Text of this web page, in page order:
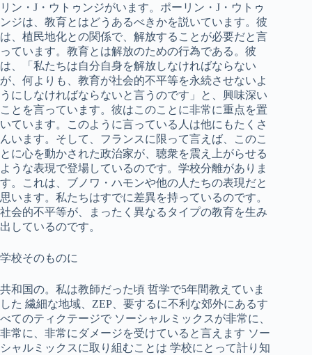
リン・J・ウトゥンジがいます。ポーリン・J・ウトゥ
ンジは、教育とはどうあるべきかを説いています。彼
は、植民地化との関係で、解放することが必要だと言
っています。教育とは解放のための行為である。彼
は、「私たちは自分自身を解放しなければならない
が、何よりも、教育が社会的不平等を永続させないよ
うにしなければならないと言うのです」と、興味深い
ことを言っています。彼はこのことに非常に重点を置
いています。このように言っている人は他にもたくさ
んいます。そして、フランスに限って言えば、このこ
とに心を動かされた政治家が、聴衆を震え上がらせる
ような表現で登場しているのです。学校分離がありま
す。これは、ブノワ・ハモンや他の人たちの表現だと
思います。私たちはすでに差異を持っているのです。
社会的不平等が、まったく異なるタイプの教育を生み
出しているのです。
学校そのものに
共和国の。私は教師だった頃 哲学で5年間教えていま
した 繊細な地域、ZEP、要するに不利な郊外にあるす
べてのティクテージで ソーシャルミックスが非常に、
非常に、非常にダメージを受けていると言えます ソー
シャルミックスに取り組むことは 学校にとって計り知